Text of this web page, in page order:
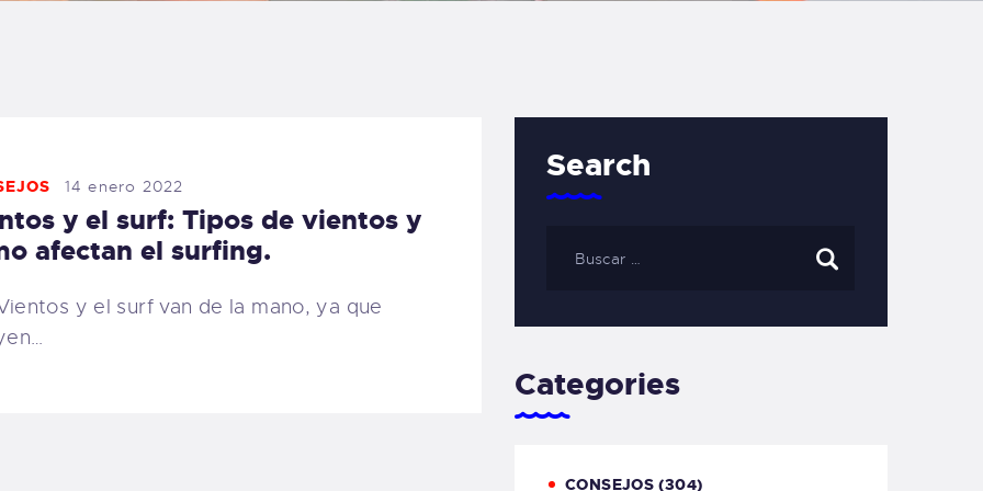
CARRITO
FAMILY
14 enero 2022
y el surf: Tipos de vientos y
afectan el surfing.
y el surf van de la mano, ya que
Search
Categories
CONSEJOS (304)